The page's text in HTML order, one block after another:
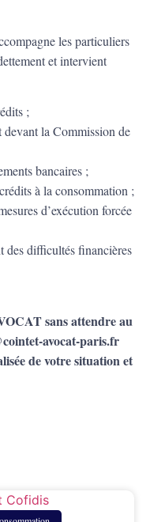
les particuliers
et intervient
;
devant la Commission de
bancaires ;
à la consommation ;
d’exécution forcée
des difficultés financières
sans attendre au
avocat-paris.fr
de votre situation et